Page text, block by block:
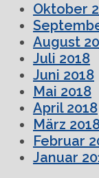
Oktober
August
Juli 2018
Juni 2018
Mai 2018
April 2018
März
Februar
Januar